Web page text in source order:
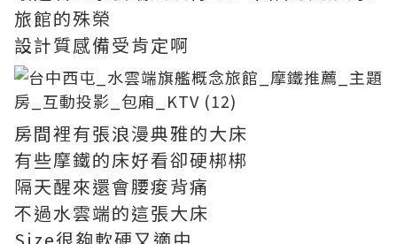
旅館的殊榮
設計質感備受肯定啊
房間裡有張浪漫典雅的大床
有些摩鐵的床好看卻硬梆梆
隔天醒來還會腰痠背痛
不過水雲端的這張大床